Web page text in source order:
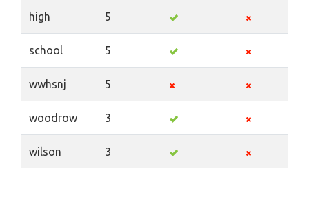
high 5
school 5
wwhsnj 5
woodrow 3
wilson 3